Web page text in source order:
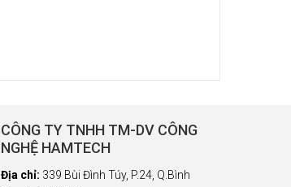
CÔNG TY TNHH TM-DV CÔNG
NGHỆ HAMTECH
Địa chỉ: 339 Bùi Đình Túy, P.24, Q.Bình